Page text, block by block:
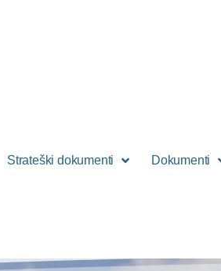
Strateški dokumenti Dokumenti